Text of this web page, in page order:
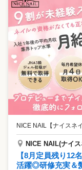
NICE NAIL【ナイスネイ
NICE NAIL(ナイ
【8月定員残り12
活躍◎研修充実＆